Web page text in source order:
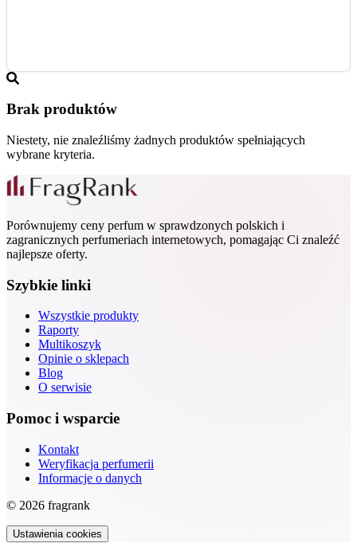
Brak produktów
Niestety, nie znaleźliśmy żadnych produktów spełniających
wybrane kryteria.
Porównujemy ceny perfum w sprawdzonych polskich i
zagranicznych perfumeriach internetowych, pomagając Ci znaleźć
najlepsze oferty.
Szybkie linki
Wszystkie produkty
Raporty
Multikoszyk
Opinie o sklepach
Blog
O serwisie
Pomoc i wsparcie
Kontakt
Weryfikacja perfumerii
Informacje o danych
© 2026 fragrank
Ustawienia cookies